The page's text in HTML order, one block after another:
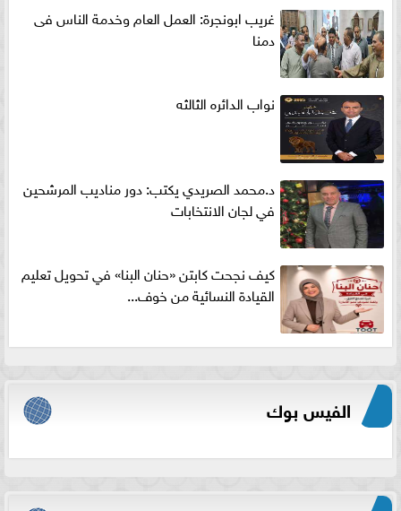
غريب ابونجرة: العمل العام وخدمة الناس فى
دمنا
نواب الدائره الثالثه
د.محمد الصريدي يكتب: دور مناديب المرشحين
في لجان الانتخابات
كيف نجحت كابتن «حنان البنا» في تحويل تعليم
القيادة النسائية من خوف...
الفيس بوك